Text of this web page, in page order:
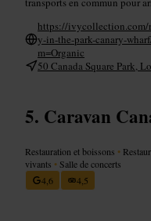
https://ivycollection.com/
y-in-the-park-canary-
m=Organic
50 Canada Square Park,
Caravan
Restauration et boissons •
vivants • Salle de concerts
4,6
4,5